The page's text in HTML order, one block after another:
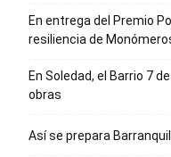
En entrega del Premio
resiliencia de
En Soledad, el Barrio 7
obras
Así se prepara